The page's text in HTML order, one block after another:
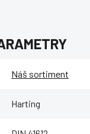
Náš sortiment
Harting